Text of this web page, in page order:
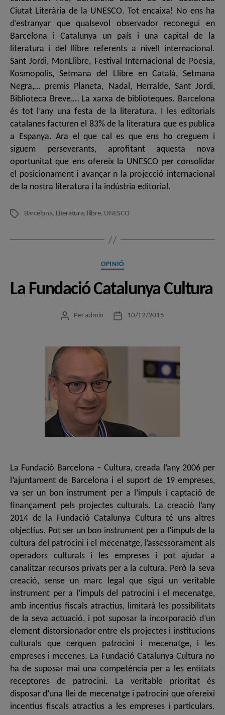
Ciutat Literària de la UNESCO. Tot encaixa! No ens ha
d’estranyar que qualsevol observador reconegui en
Barcelona i Catalunya un país i una capital de la
literatura i del llibre referents a nivell internacional.
Sant Jordi, MonLlibre, Festival Internacional de Poesia,
Kosmopolis, Setmana del Llibre en Català, Setmana
Negra,… premis Planeta, Nadal, Herralde, Sant Jordi,
Biblioteca Breve,… La xarxa de biblioteques. Barcelona
és tot l’any una festa de la literatura. I les editorials
catalanes facturen el 83% de la literatura que es publica
a Espanya. Ara el que cal es que ens ho creguem i
siguem perseverants, aprofitant aquesta nova
oportunitat que ens ofereix la UNESCO per consolidar
el posicionament i avançar n la projecció internacional
de la nostra literatura i la indústria editorial.
EtiquetesBarcelona, Literatura, llibre, UNESCO
Categories
OPINIÓ
La Fundació Catalunya Cultura
Autor
Per admin
Data10/12/2015
La Fundació Barcelona – Cultura, creada l’any 2006 per
l’ajuntament de Barcelona i el suport de 19 empreses,
va ser un bon instrument per a l’impuls i captació de
finançament pels projectes culturals. La creació l’any
2014 de la Fundació Catalunya Cultura té uns altres
objectius. Pot ser un bon instrument per a l’impuls de la
cultura del patrocini i el mecenatge, l’assessorament als
operadors culturals i les empreses i pot ajudar a
canalitzar recursos privats per a la cultura. Però la seva
creació, sense un marc legal que sigui un veritable
instrument per a l’impuls del patrocini i el mecenatge,
amb incentius fiscals atractius, limitarà les possibilitats
de la seva actuació, i pot suposar la incorporació d’un
element distorsionador entre els projectes i institucions
culturals que cerquen patrocini i mecenatge, i les
empreses i mecenes. La Fundació Catalunya Cultura no
ha de suposar mai una competència per a les entitats
receptores de patrocini. La veritable prioritat és
disposar d’una llei de mecenatge i patrocini que ofereixi
incentius fiscals atractius a les empreses i particulars.